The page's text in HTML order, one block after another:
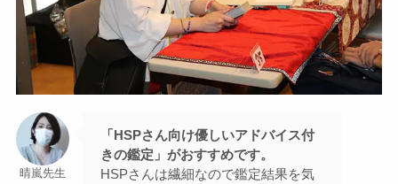
晴嵐先生
「HSPさん向け優しいアドバイス付
きの鑑定」がおすすめです。
HSPさんは繊細なので鑑定結果を気